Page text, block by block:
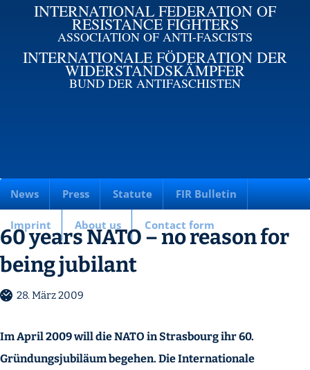
INTERNATIONAL FEDERATION OF
RESISTANCE FIGHTERS
ASSOCIATION OF ANTI-FASCISTS
INTERNATIONALE FÖDERATION DER
WIDERSTANDSKÄMPFER
BUND DER ANTIFASCHISTEN
News Press Statute FIR Bulletin
Imprint About us Contact form
60 years NATO – no reason for
being jubilant
28. März 2009
Im April 2009 will die NATO in Strasbourg ihr 60.
Gründungsjubiläum begehen. Die Internationale